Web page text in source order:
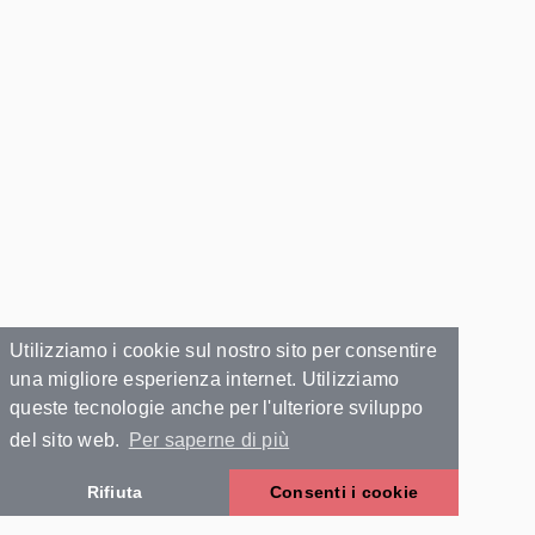
Utilizziamo i cookie sul nostro sito per consentire
una migliore esperienza internet. Utilizziamo
queste tecnologie anche per l'ulteriore sviluppo
del sito web.
Per saperne di più
Rifiuta Consenti i cookie